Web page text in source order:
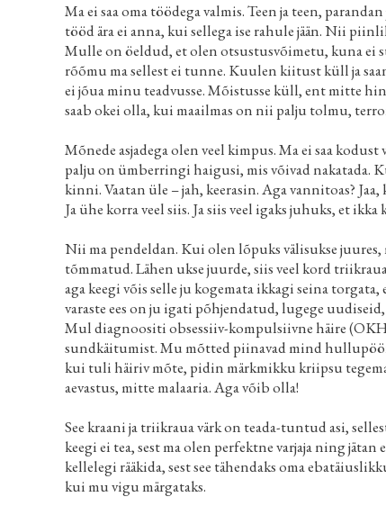
Ma ei saa oma töödega valmis. Teen ja teen,
tööd ära ei anna, kui sellega ise rahule jään. Nii
Mulle on öeldud, et olen otsustusvõimetu, kuna ei
rõõmu ma sellest ei tunne. Kuulen kiitust küll ja
ei jõua minu teadvusse. Mõistusse küll, ent mitte
saab okei olla, kui maailmas on nii palju tolmu,
Mõnede asjadega olen veel kimpus. Ma ei saa
palju on ümberringi haigusi, mis võivad nakatada.
kinni. Vaatan üle – jah, keerasin. Aga vannitoas?
Ja ühe korra veel siis. Ja siis veel igaks juhuks, et
Nii ma pendeldan. Kui olen lõpuks välisukse
tõmmatud. Lähen ukse juurde, siis veel kord
aga keegi võis selle ju kogemata ikkagi seina
varaste ees on ju igati põhjendatud, lugege
Mul diagnoositi obsessiiv-kompulsiivne häire
sundkäitumist. Mu mõtted piinavad mind
kui tuli häiriv mõte, pidin märkmikku kriipsu
aevastus, mitte malaaria. Aga võib olla!
See kraani ja triikraua värk on teada-tuntud asi,
keegi ei tea, sest ma olen perfektne varjaja ning
kellelegi rääkida, sest see tähendaks oma
kui mu vigu märgataks.